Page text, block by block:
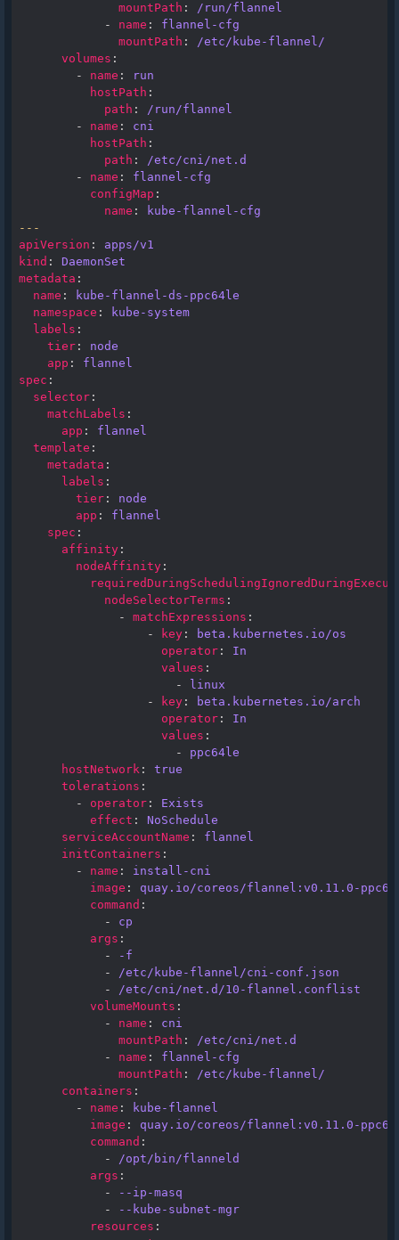
mountPath :
/run/flannel
-
name :
flannel-cfg
mountPath :
/etc/kube-flannel/
volumes :
-
name :
run
hostPath :
path :
/run/flannel
-
name :
cni
hostPath :
path :
/etc/cni/net.d
-
name :
flannel-cfg
configMap :
name :
kube-flannel-cfg
---
apiVersion :
apps/v1
kind :
DaemonSet
metadata :
name :
kube-flannel-ds-ppc64le
namespace :
kube-system
labels :
tier :
node
app :
flannel
spec :
selector :
matchLabels :
app :
flannel
template :
metadata :
labels :
tier :
node
app :
flannel
spec :
affinity :
nodeAffinity :
nodeSelectorTerms :
-
matchExpressions :
-
key :
beta.kubernetes.io/os
operator :
In
values :
-
linux
-
key :
beta.kubernetes.io/arch
operator :
In
values :
-
ppc64le
hostNetwork :
true
tolerations :
-
operator :
Exists
effect :
NoSchedule
serviceAccountName :
flannel
initContainers :
-
name :
install-cni
image :
quay.io/coreos/flannel:v0.11.0-
command :
-
cp
args :
-
-f
-
/etc/kube-flannel/cni-conf.json
-
/etc/cni/net.d/10-flannel.conflist
volumeMounts :
-
name :
cni
mountPath :
/etc/cni/net.d
-
name :
flannel-cfg
mountPath :
/etc/kube-flannel/
containers :
-
name :
kube-flannel
image :
quay.io/coreos/flannel:v0.11.0-
command :
-
/opt/bin/flanneld
args :
-
--ip-masq
-
--kube-subnet-mgr
resources :